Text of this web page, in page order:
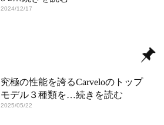
2024/12/17
究極の性能を誇るCarveloのトップ
モデル３種類を…続きを読む
2025/05/22